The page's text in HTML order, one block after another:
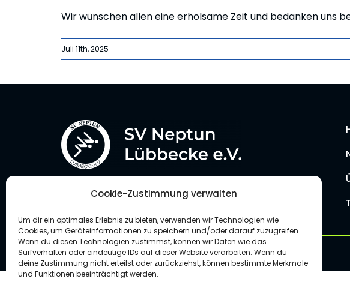
Cookie-Zustimmung verwalten
Um dir ein optimales Erlebnis zu bieten, verwenden wir Technologien wie
Cookies, um Geräteinformationen zu speichern und/oder darauf zuzugreifen.
Wenn du diesen Technologien zustimmst, können wir Daten wie das
Surfverhalten oder eindeutige IDs auf dieser Website verarbeiten. Wenn du
deine Zustimmung nicht erteilst oder zurückziehst, können bestimmte Merkmale
und Funktionen beeinträchtigt werden.
Wir wünschen allen eine erholsame Zeit und bedanken uns
Juli 11th, 2025
© All rights reserved. • Avada Studio • Powered by WordPress